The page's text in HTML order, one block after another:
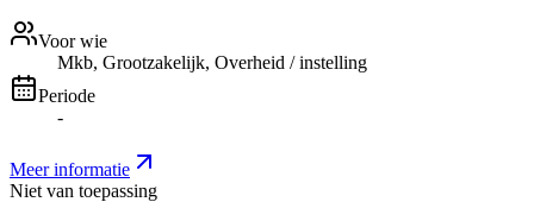
Voor wie
Mkb, Grootzakelijk, Overheid / instelling
Periode
-
Meer informatie
Niet van toepassing